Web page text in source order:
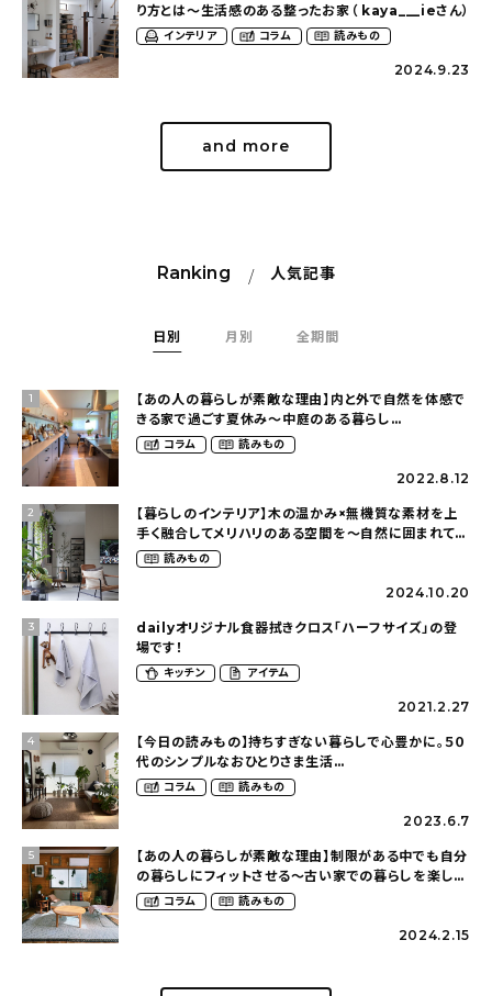
り方とは〜生活感のある整ったお家（ kaya___ieさん）
インテリア コラム 読みもの
2024.9.23
and more
Ranking 人気記事
日別 月別 全期間
1
【あの人の暮らしが素敵な理由】内と外で自然を体感で
きる家で過ごす夏休み〜中庭のある暮らし
（yume_2700さん）
コラム 読みもの
2022.8.12
2
【暮らしのインテリア】木の温かみ×無機質な素材を上
手く融合してメリハリのある空間を〜自然に囲まれて暮
らす（ki_no_ieさん）
読みもの
2024.10.20
3
dailyオリジナル食器拭きクロス「ハーフサイズ」の登
場です！
キッチン アイテム
2021.2.27
4
【今日の読みもの】持ちすぎない暮らしで心豊かに。５０
代のシンプルなおひとりさま生活
（ohitorisama_kurasiさん）
コラム 読みもの
2023.6.7
5
【あの人の暮らしが素敵な理由】制限がある中でも自分
の暮らしにフィットさせる〜古い家での暮らしを楽しむ
（idasanchiさん）
コラム 読みもの
2024.2.15